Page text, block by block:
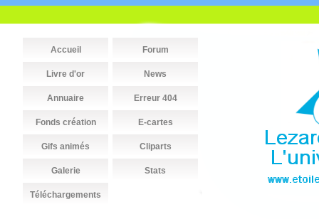
Accueil Forum
Livre d'or News
Annuaire Erreur 404
Fonds création E-cartes
Gifs animés Cliparts
Galerie Stats
Téléchargements